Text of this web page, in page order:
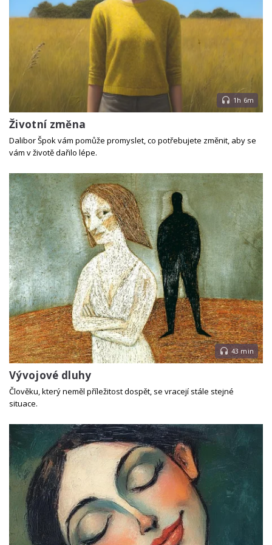
1h 6m
Životní změna
Dalibor Špok vám pomůže promyslet, co potřebujete změnit, aby se
vám v životě dařilo lépe.
43 min
Vývojové dluhy
Člověku, který neměl příležitost dospět, se vracejí stále stejné
situace.